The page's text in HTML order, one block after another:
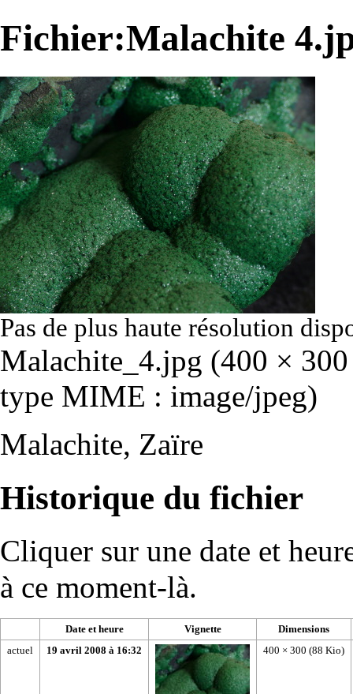
Fichier:Malachite
Pas de plus haute résolution
Malachite_4.jpg (400 ×
type MIME : image/jpeg)
Malachite, Zaïre
Historique du fichier
Cliquer sur une date et
à ce moment-là.
Date et heure Vignette
Dimensions
actuel
19 avril 2008 à 16:32 400 × 300 (88 Kio)